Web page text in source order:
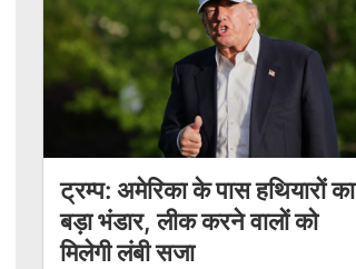
ट्रम्प: अमेरिका के पास हथियारों का
बड़ा भंडार, लीक करने वालों को
मिलेगी लंबी सजा